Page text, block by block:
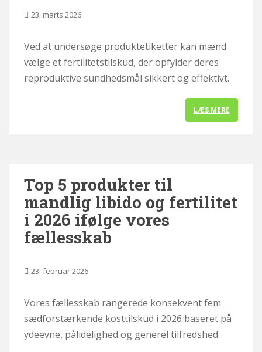
23. marts 2026
Ved at undersøge produktetiketter kan mænd
vælge et fertilitetstilskud, der opfylder deres
reproduktive sundhedsmål sikkert og effektivt.
LÆS MERE
Top 5 produkter til
mandlig libido og fertilitet
i 2026 ifølge vores
fællesskab
23. februar 2026
Vores fællesskab rangerede konsekvent fem
sædforstærkende kosttilskud i 2026 baseret på
ydeevne, pålidelighed og generel tilfredshed.